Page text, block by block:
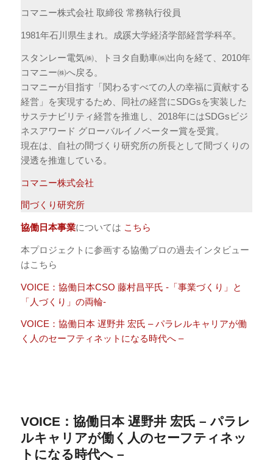
コマニー株式会社 取締役 常務執行役員
1981年石川県生まれ。成蹊大学経済学部経営学科卒。
スタンレー電気㈱、トヨタ自動車㈱出向を経て、2010年
コマニー㈱へ戻る。
コマニーが目指す「関わるすべての人の幸福に貢献する
経営」を実現するため、同社の経営にSDGsを実装した
サステナビリティ経営を推進し、2018年にはSDGsビジ
ネスアワード グローバルイノベーター賞を受賞。
現在は、自社の間づくり研究所の所長として間づくりの
浸透を推進している。
コマニー株式会社
間づくり研究所
協働日本事業については こちら
本プロジェクトに参画する協働プロの過去インタビュー
はこちら
VOICE：協働日本CSO 藤村昌平氏 -「事業づくり」と
「人づくり」の両輪-
VOICE：協働日本 遅野井 宏氏 – パラレルキャリアが働
く人のセーフティネットになる時代へ –
VOICE：協働日本 遅野井 宏氏 – パラレ
ルキャリアが働く人のセーフティネッ
トになる時代へ –